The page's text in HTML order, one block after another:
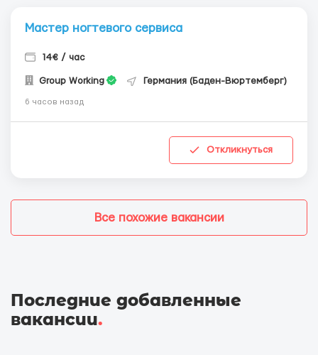
Мастер ногтевого сервиса
14€ / час
Group Working Германия (Баден-Вюртемберг)
6 часов назад
Откликнуться
Все похожие вакансии
Последние добавленные
вакансии.